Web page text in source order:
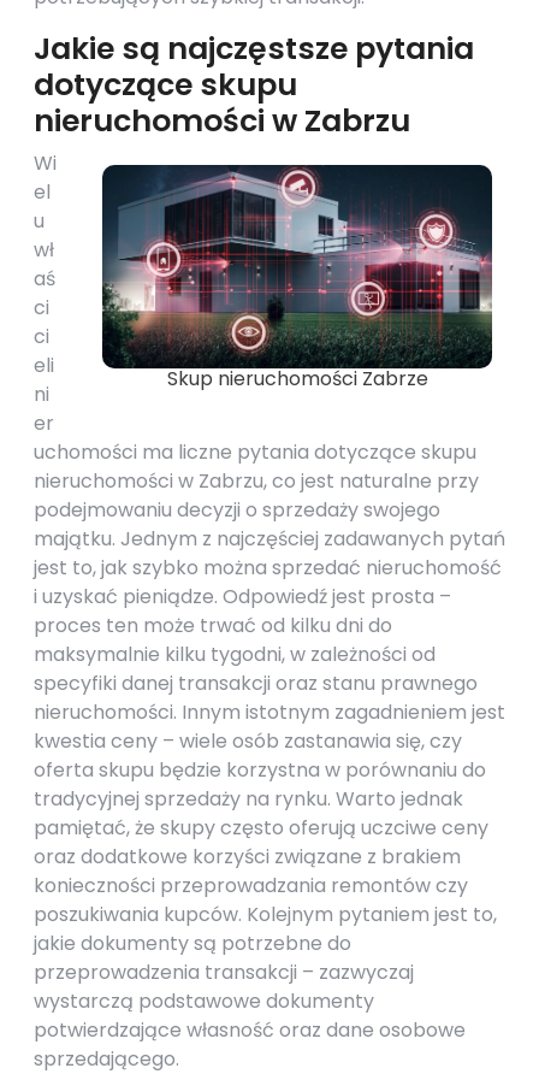
Jakie są najczęstsze pytania
dotyczące skupu
nieruchomości w Zabrzu
Skup nieruchomości Zabrze
Wi
el
u
wł
aś
ci
ci
eli
ni
er
uchomości ma liczne pytania dotyczące skupu
nieruchomości w Zabrzu, co jest naturalne przy
podejmowaniu decyzji o sprzedaży swojego
majątku. Jednym z najczęściej zadawanych pytań
jest to, jak szybko można sprzedać nieruchomość
i uzyskać pieniądze. Odpowiedź jest prosta –
proces ten może trwać od kilku dni do
maksymalnie kilku tygodni, w zależności od
specyfiki danej transakcji oraz stanu prawnego
nieruchomości. Innym istotnym zagadnieniem jest
kwestia ceny – wiele osób zastanawia się, czy
oferta skupu będzie korzystna w porównaniu do
tradycyjnej sprzedaży na rynku. Warto jednak
pamiętać, że skupy często oferują uczciwe ceny
oraz dodatkowe korzyści związane z brakiem
konieczności przeprowadzania remontów czy
poszukiwania kupców. Kolejnym pytaniem jest to,
jakie dokumenty są potrzebne do
przeprowadzenia transakcji – zazwyczaj
wystarczą podstawowe dokumenty
potwierdzające własność oraz dane osobowe
sprzedającego.